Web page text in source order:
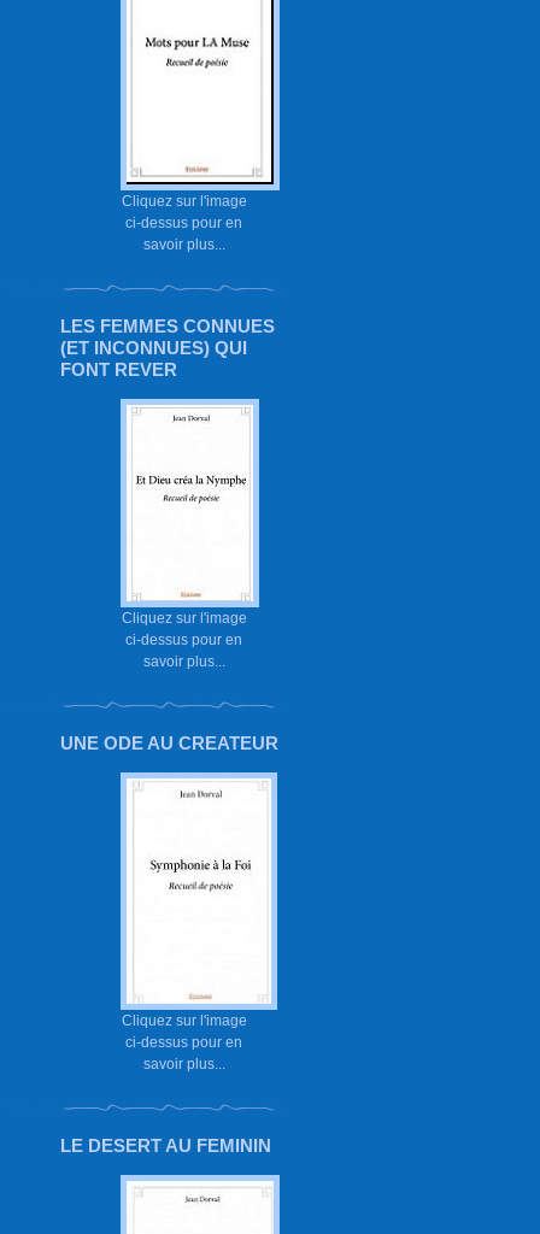
Cliquez sur l'image
ci-dessus pour en
savoir plus...
LES FEMMES CONNUES
(ET INCONNUES) QUI
FONT REVER
Cliquez sur l'image
ci-dessus pour en
savoir plus...
UNE ODE AU CREATEUR
Cliquez sur l'image
ci-dessus pour en
savoir plus...
LE DESERT AU FEMININ